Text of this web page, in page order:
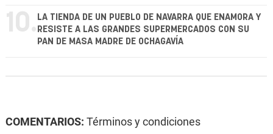
10. LA TIENDA DE UN PUEBLO DE NAVARRA QUE ENAMORA Y
RESISTE A LAS GRANDES SUPERMERCADOS CON SU
PAN DE MASA MADRE DE OCHAGAVÍA
COMENTARIOS: Términos y condiciones